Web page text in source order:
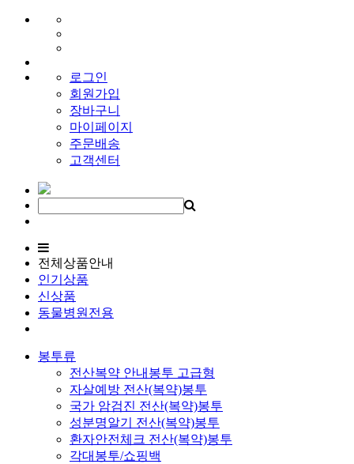
로그인
회원가입
장바구니
마이페이지
주문배송
고객센터
전체상품안내
인기상품
신상품
동물병원전용
봉투류
전산복약 안내봉투 고급형
자살예방 전산(복약)봉투
국가 암검진 전산(복약)봉투
성분명알기 전산(복약)봉투
환자안전체크 전산(복약)봉투
각대봉투/쇼핑백